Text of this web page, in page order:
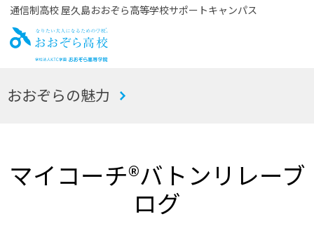
通信制高校 屋久島おおぞら高等学校サポートキャンパス
お
おおぞらの魅力
マイコーチ®バトンリレーブ
ログ